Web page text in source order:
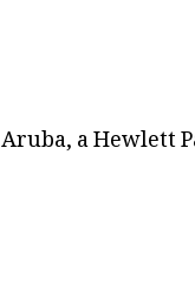
Aruba, a Hewlett